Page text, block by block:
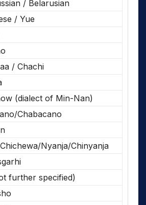
/ Belarusian
/ Yue
/ Chachi
(dialect of Min-Nan)
Chabacano
Nyanja/Chinyanja
further specified)